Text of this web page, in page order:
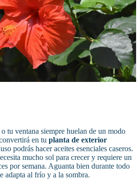
tu ventana siempre huelan de un modo
en tu planta de exterior
podrás hacer aceites esenciales caseros.
mucho sol para crecer y requiere un
por semana. Aguanta bien durante todo
adapta al frío y a la sombra.